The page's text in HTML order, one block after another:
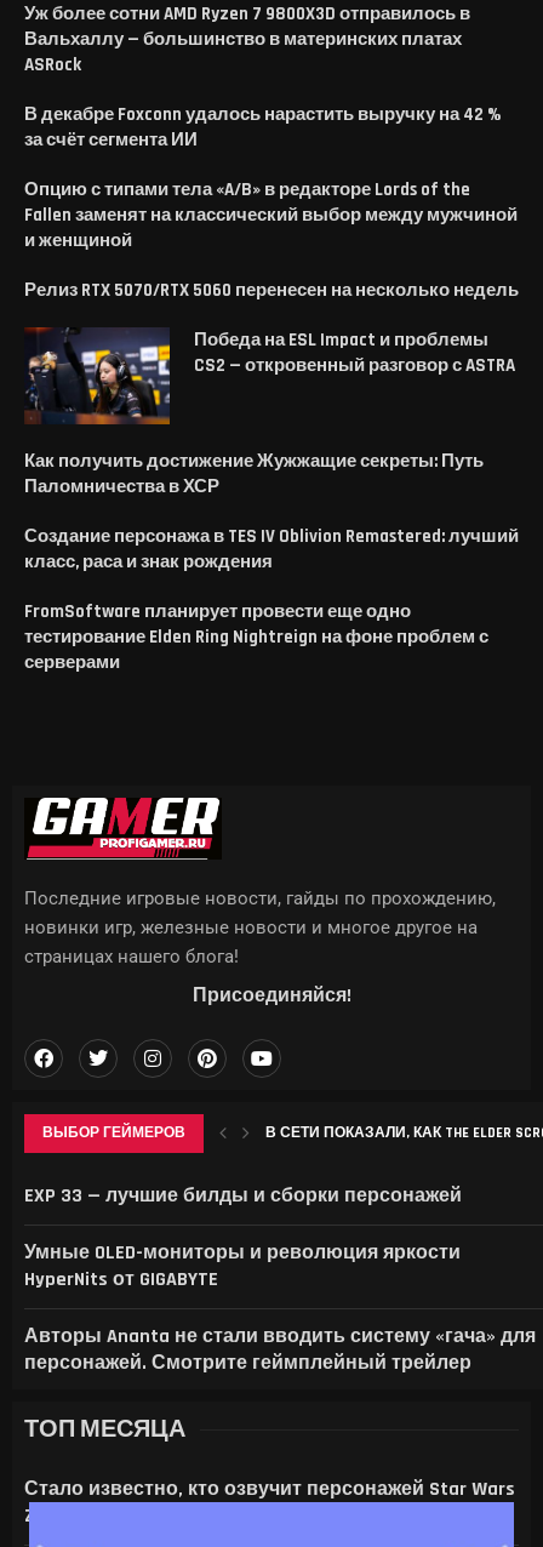
Уж более сотни AMD Ryzen 7 9800X3D отправилось в
Вальхаллу — большинство в материнских платах
ASRock
В декабре Foxconn удалось нарастить выручку на 42 %
за счёт сегмента ИИ
Опцию с типами тела «A/B» в редакторе Lords of the
Fallen заменят на классический выбор между мужчиной
и женщиной
Релиз RTX 5070/RTX 5060 перенесен на несколько недель
Победа на ESL Impact и проблемы
CS2 — откровенный разговор с ASTRA
Как получить достижение Жужжащие секреты: Путь
Паломничества в ХСР
Создание персонажа в TES IV Oblivion Remastered: лучший
класс, раса и знак рождения
FromSoftware планирует провести еще одно
тестирование Elden Ring Nightreign на фоне проблем с
серверами
ВЫБОР ГЕЙМЕРОВ В СЕТИ ПОКАЗАЛИ, КАК THE ELDER
EXP 33 — лучшие билды и сборки персонажей
Умные OLED-мониторы и революция яркости
HyperNits от GIGABYTE
Авторы Ananta не стали вводить систему «гача» для
персонажей. Смотрите геймплейный трейлер
Последние игровые новости, гайды по прохождению,
новинки игр, железные новости и многое другое на
страницах нашего блога!
Присоединяйся!
ТОП МЕСЯЦА
Стало известно, кто озвучит персонажей Star Wars
Zero Company